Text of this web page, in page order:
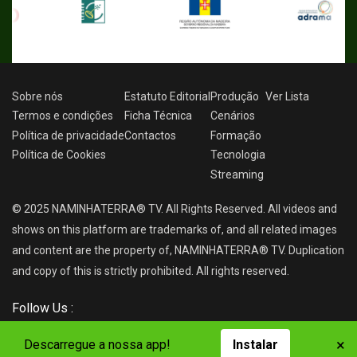
Sobre nós
Termos e condições
Política de privacidade
Política de Cookies
Estatuto Editorial
Ficha Técnica
Contactos
Produção
Cenários
Formação
Tecnologia
Streaming
Ver Lista
© 2025 NAMINHATERRA® TV. All Rights Reserved. All videos and
shows on this platform are trademarks of, and all related images
and content are the property of, NAMINHATERRA® TV. Duplication
and copy of this is strictly prohibited. All rights reserved.
Follow Us :
Descarregue a nossa app! Instalar ×